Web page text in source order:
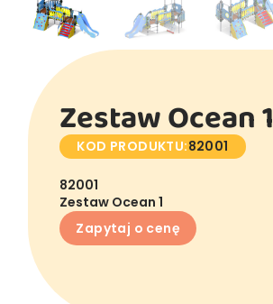
Zestaw Ocean 1
KOD PRODUKTU:82001
82001
Zestaw Ocean 1
Zapytaj o cenę